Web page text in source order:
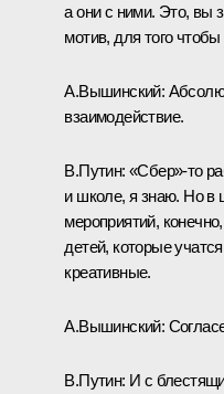
а они с ними. Это, вы
мотив, для того
А.Вышинский:
взаимодействие.
В.Путин: «Сбер»-то
и школе, я знаю. Но в
мероприятий,
детей, которые
креативные.
А.Вышинский:
В.Путин: И с